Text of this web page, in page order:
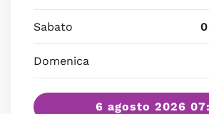
Sabato
Domenica
6 agosto 2026